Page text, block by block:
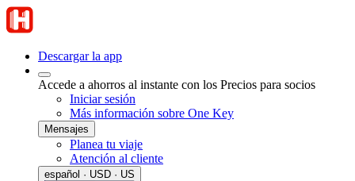
Descargar la app
Accede a ahorros al instante con los Precios para socios
Iniciar sesión
Más información sobre One Key
Mensajes
Planea tu viaje
Atención al cliente
español · USD · US